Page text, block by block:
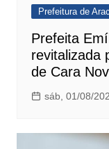
Prefeitura de
Prefeita
revitalizada
de Cara
sáb, 01/08/